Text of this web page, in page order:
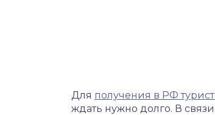
Для получения в РФ
ждать нужно долго. В